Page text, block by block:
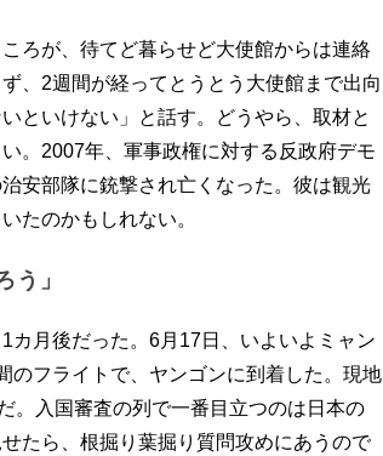
ろが、待てど暮らせど大使館からは連絡
、2週間が経ってとうとう大使館まで出向
といけない」と話す。どうやら、取材と
。2007年、軍事政権に対する反政府デモ
安部隊に銃撃され亡くなった。彼は観光
たのかもしれない。
う」
月後だった。6月17日、いよいよミャン
のフライトで、ヤンゴンに到着した。現地
。入国審査の列で一番目立つのは日本の
たら、根掘り葉掘り質問攻めにあうので